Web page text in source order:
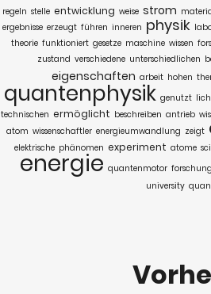
regeln stelle entwicklung weise strom
ergebnisse erzeugt führen inneren physik
theorie funktioniert gesetze maschine wissen
zustand verschiedene unterschiedlichen
eigenschaften arbeit hohen
quantenphysik genutzt
technischen ermöglicht beschreiben antrieb
atom wissenschaftler energieumwandlung zeigt
elektrische phänomen experiment atome
energie quantenmotor
university